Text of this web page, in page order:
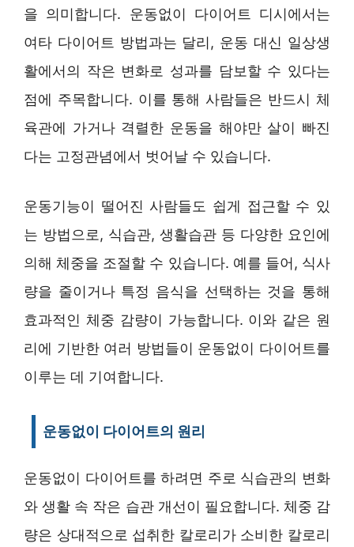
을 의미합니다. 운동없이 다이어트 디시에서는
여타 다이어트 방법과는 달리, 운동 대신 일상생
활에서의 작은 변화로 성과를 담보할 수 있다는
점에 주목합니다. 이를 통해 사람들은 반드시 체
육관에 가거나 격렬한 운동을 해야만 살이 빠진
다는 고정관념에서 벗어날 수 있습니다.
운동기능이 떨어진 사람들도 쉽게 접근할 수 있
는 방법으로, 식습관, 생활습관 등 다양한 요인에
의해 체중을 조절할 수 있습니다. 예를 들어, 식사
량을 줄이거나 특정 음식을 선택하는 것을 통해
효과적인 체중 감량이 가능합니다. 이와 같은 원
리에 기반한 여러 방법들이 운동없이 다이어트를
이루는 데 기여합니다.
운동없이 다이어트의 원리
운동없이 다이어트를 하려면 주로 식습관의 변화
와 생활 속 작은 습관 개선이 필요합니다. 체중 감
량은 상대적으로 섭취한 칼로리가 소비한 칼로리